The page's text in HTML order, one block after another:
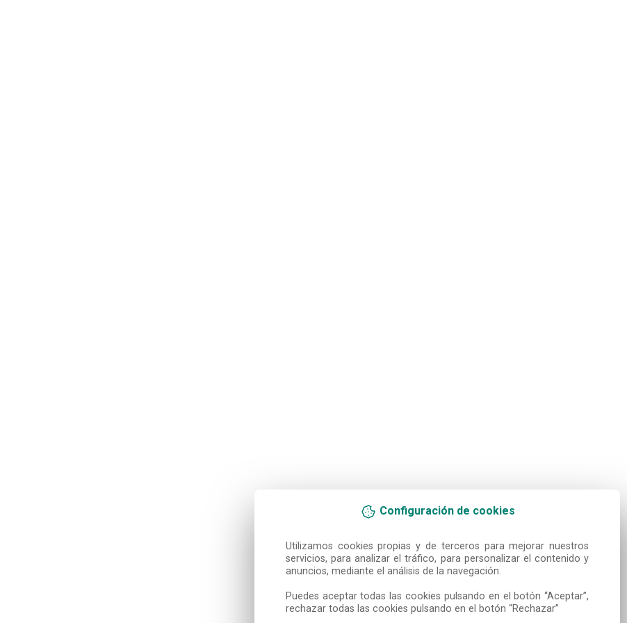
Configuración de cookies
Utilizamos cookies propias y de terceros para mejorar nuestros
servicios, para analizar el tráfico, para personalizar el contenido y
anuncios, mediante el análisis de la navegación.
Puedes aceptar todas las cookies pulsando en el botón “Aceptar”,
rechazar todas las cookies pulsando en el botón “Rechazar”